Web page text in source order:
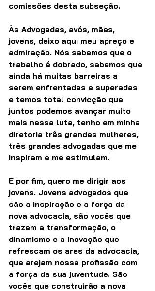
comissões desta subseção.
Às Advogadas, avós, mães,
jovens, deixo aqui meu apreço e
admiração. Nós sabemos que o
trabalho é dobrado, sabemos que
ainda há muitas barreiras a
serem enfrentadas e superadas
e temos total convicção que
juntos podemos avançar muito
mais nessa luta, tenho em minha
diretoria três grandes mulheres,
três grandes advogadas que me
inspiram e me estimulam.
E por fim, quero me dirigir aos
jovens. Jovens advogados que
são a inspiração e a força da
nova advocacia, são vocês que
trazem a transformação, o
dinamismo e a inovação que
refrescam os ares da advocacia,
que arejam nossa profissão com
a força da sua juventude. São
vocês que construirão a nova